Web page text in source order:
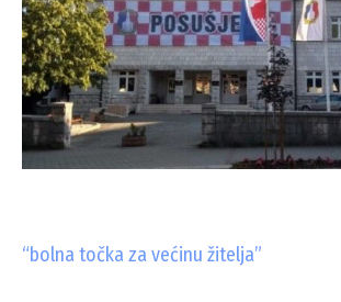
“bolna točka za većinu žitelja”